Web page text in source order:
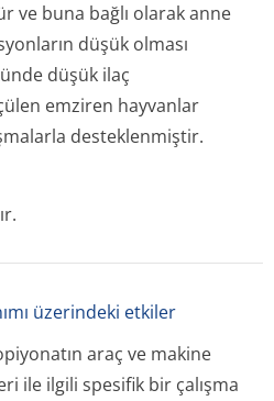
ve buna bağlı olarak anne
düşük olması
düşük ilaç
emziren hayvanlar
desteklenmiştir.
üzerindeki etkiler
araç ve makine
ile ilgili spesifik bir çalışma